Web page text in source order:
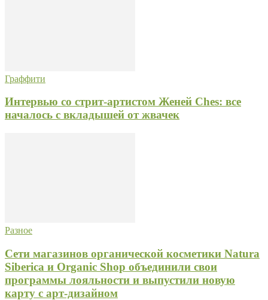
Граффити
Интервью со стрит-артистом Женей Ches: все
началось с вкладышей от жвачек
Разное
Сети магазинов органической косметики Natura
Siberica и Organic Shop объединили свои
программы лояльности и выпустили новую
карту с арт-дизайном